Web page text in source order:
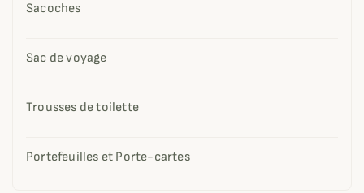
Sacoches
Sac de voyage
Trousses de toilette
Portefeuilles et Porte-cartes